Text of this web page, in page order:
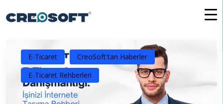
atla
E-Ticaret
CreoSoft'tan Haberler
E-Ticaret Rehberleri